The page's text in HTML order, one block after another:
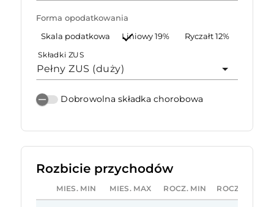
Forma opodatkowania
Skala podatkowa
Liniowy 19% Ryczałt 12%
Składki ZUS
Pełny ZUS (duży)
Dobrowolna składka chorobowa
Rozbicie przychodów
MIES. MIN MIES. MAX ROCZ. MIN ROCZ. MAX